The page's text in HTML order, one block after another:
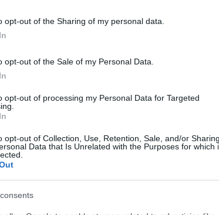
opt-out of the Sharing of my personal data.
opt-out of the Sale of my Personal Data.
opt-out of processing my Personal Data for Targeted
opt-out of Collection, Use, Retention, Sale, and/or Sharing
Data that Is Unrelated with the Purposes for which
a svédországi EMEA (Európa, Közel-
a tavalyi világbajnokot is elverte.
jön szembe GSO-n vagy a social médiában.
a legjobbakat,iratkozz fel hírlevelünkre!